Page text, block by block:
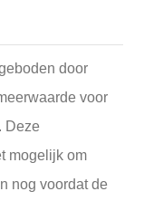
door
voor
Deze
mogelijk om
nog voordat de